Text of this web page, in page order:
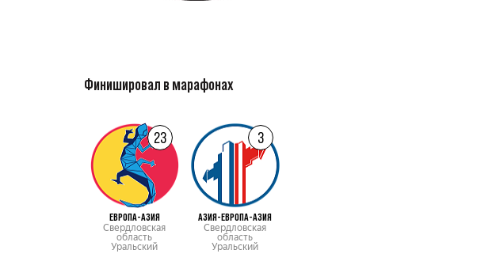
Финишировал в марафонах
23
ЕВРОПА-АЗИЯ
Свердловская
область
Уральский
3
АЗИЯ-ЕВРОПА-АЗИЯ
Свердловская
область
Уральский